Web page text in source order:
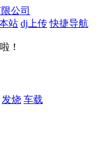
公司
站 dj上传 快捷导航
发烧 车载